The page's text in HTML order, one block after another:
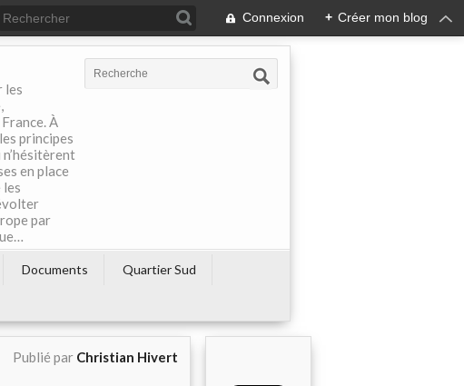
Connexion + Créer mon blog
les
À
principes
en place
les
par
Documents
Quartier Sud
Publié par Christian Hivert